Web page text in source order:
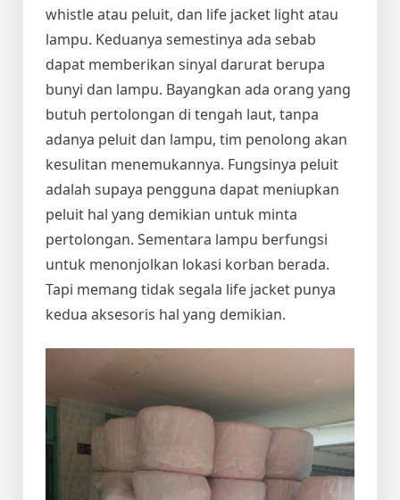
whistle atau peluit, dan life jacket light atau
lampu. Keduanya semestinya ada sebab
dapat memberikan sinyal darurat berupa
bunyi dan lampu. Bayangkan ada orang yang
butuh pertolongan di tengah laut, tanpa
adanya peluit dan lampu, tim penolong akan
kesulitan menemukannya. Fungsinya peluit
adalah supaya pengguna dapat meniupkan
peluit hal yang demikian untuk minta
pertolongan. Sementara lampu berfungsi
untuk menonjolkan lokasi korban berada.
Tapi memang tidak segala life jacket punya
kedua aksesoris hal yang demikian.